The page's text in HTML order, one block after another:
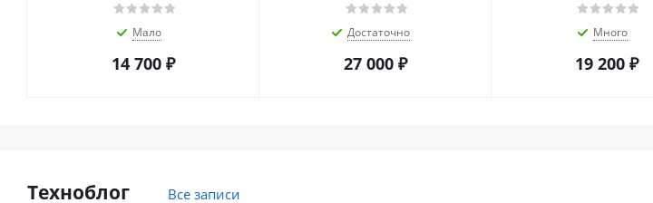
Мало
14 700₽
Достаточно
27 000₽
Много
19 200 ₽
Техноблог Все записи